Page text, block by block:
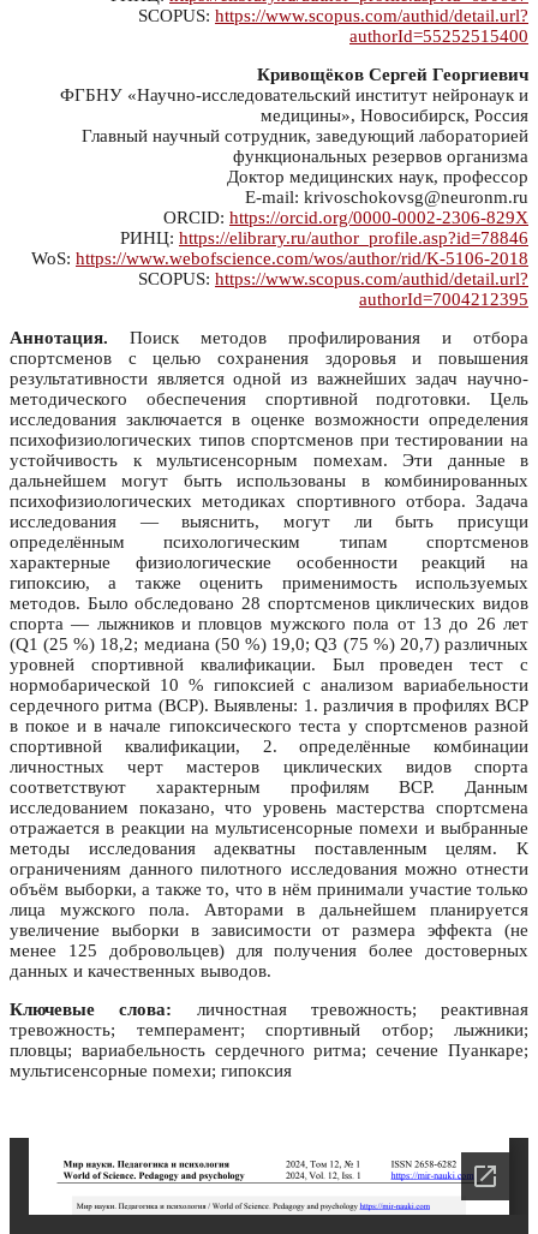
SCOPUS: https://www.scopus.com/authid/detail.url?
authorId=55252515400
Кривощёков Сергей Георгиевич
ФГБНУ «Научно-исследовательский институт нейронаук и
медицины», Новосибирск, Россия
Главный научный сотрудник, заведующий лабораторией
функциональных резервов организма
Доктор медицинских наук, профессор
E-mail: krivoschokovsg@neuronm.ru
ORCID: https://orcid.org/0000-0002-2306-829X
РИНЦ: https://elibrary.ru/author_profile.asp?id=78846
WoS: https://www.webofscience.com/wos/author/rid/K-5106-2018
SCOPUS: https://www.scopus.com/authid/detail.url?
authorId=7004212395
Аннотация. Поиск методов профилирования и отбора
спортсменов с целью сохранения здоровья и повышения
результативности является одной из важнейших задач научно-
методического обеспечения спортивной подготовки. Цель
исследования заключается в оценке возможности определения
психофизиологических типов спортсменов при тестировании на
устойчивость к мультисенсорным помехам. Эти данные в
дальнейшем могут быть использованы в комбинированных
психофизиологических методиках спортивного отбора. Задача
исследования — выяснить, могут ли быть присущи
определённым психологическим типам спортсменов
характерные физиологические особенности реакций на
гипоксию, а также оценить применимость используемых
методов. Было обследовано 28 спортсменов циклических видов
спорта — лыжников и пловцов мужского пола от 13 до 26 лет
(Q1 (25 %) 18,2; медиана (50 %) 19,0; Q3 (75 %) 20,7) различных
уровней спортивной квалификации. Был проведен тест с
нормобарической 10 % гипоксией с анализом вариабельности
сердечного ритма (ВСР). Выявлены: 1. различия в профилях ВСР
в покое и в начале гипоксического теста у спортсменов разной
спортивной квалификации, 2. определённые комбинации
личностных черт мастеров циклических видов спорта
соответствуют характерным профилям ВСР. Данным
исследованием показано, что уровень мастерства спортсмена
отражается в реакции на мультисенсорные помехи и выбранные
методы исследования адекватны поставленным целям. К
ограничениям данного пилотного исследования можно отнести
объём выборки, а также то, что в нём принимали участие только
лица мужского пола. Авторами в дальнейшем планируется
увеличение выборки в зависимости от размера эффекта (не
менее 125 добровольцев) для получения более достоверных
данных и качественных выводов.
Ключевые слова: личностная тревожность; реактивная
тревожность; темперамент; спортивный отбор; лыжники;
пловцы; вариабельность сердечного ритма; сечение Пуанкаре;
мультисенсорные помехи; гипоксия